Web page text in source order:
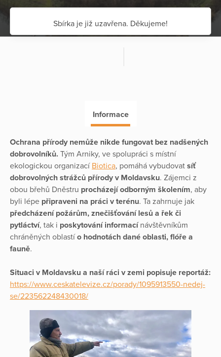
Sbírka je již uzavřena. Děkujeme!
Informace
Ochrana přírody nemůže nikde fungovat bez nadšených
dobrovolníků. Tým Arniky, ve spolupráci s místní
ekologickou organizací Biotica, pomáhá vybudovat síť
dobrovolných strážců přírody v Moldavsku. Zájemci z
obou břehů Dněstru procházejí odborným školením, aby
byli lépe připraveni na práci v terénu. Ta zahrnuje jak
předcházení požárům, znečišťování lesů a řek či
pytláctví, tak i poskytování informací návštěvníkům
chráněných oblastío hodnotách dané oblasti, flóře a
fauně.
Situaci v Moldavsku a naší ráci v zemi popisuje reportáž:
https://www.ceskatelevize.cz/porady/1095913550-nedej-
se/223562248430018/